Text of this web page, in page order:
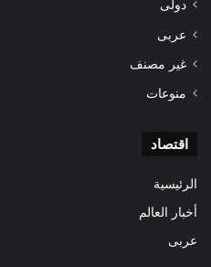
دولى
عربى
غير مصنف
منوعات
اقتصاد
الرئيسية
أخبار العالم
عربى